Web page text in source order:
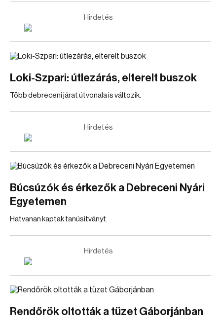
Hirdetés
Loki-Szpari: útlezárás, elterelt buszok
Több debreceni járat útvonala is változik.
Hirdetés
Búcsúzók és érkezők a Debreceni Nyári
Egyetemen
Hatvanan kaptak tanúsítványt.
Hirdetés
Rendőrök oltották a tüzet Gáborjánban